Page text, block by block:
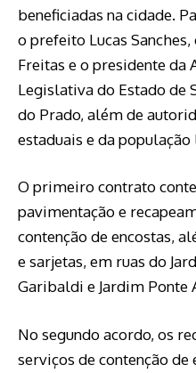
beneficiadas na cidade.
o prefeito Lucas
Freitas e o presidente da
Legislativa do Estado de
do Prado, além de
estaduais e da população
O primeiro contrato
pavimentação e
contenção de encostas,
e sarjetas, em ruas do
Garibaldi e Jardim Ponte
No segundo acordo, os
serviços de contenção de